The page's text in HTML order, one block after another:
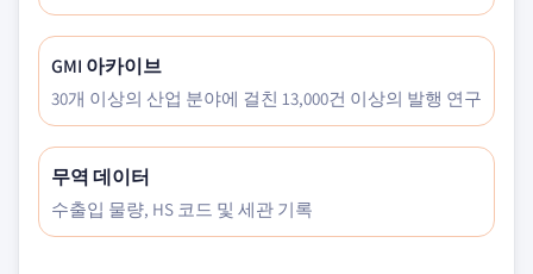
GMI 아카이브
30개 이상의 산업 분야에 걸친 13,000건 이상의 발행 연구
무역 데이터
수출입 물량, HS 코드 및 세관 기록